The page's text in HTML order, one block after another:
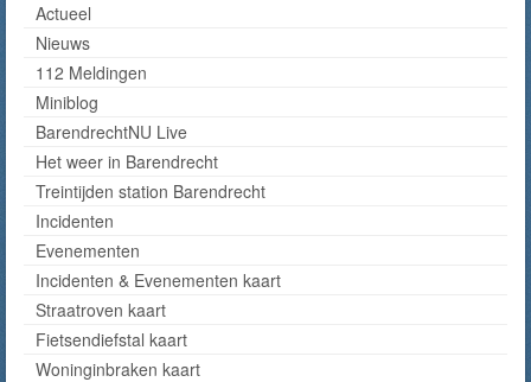
Actueel
Nieuws
112 Meldingen
Miniblog
BarendrechtNU Live
Het weer in Barendrecht
Treintijden station Barendrecht
Incidenten
Evenementen
Incidenten & Evenementen kaart
Straatroven kaart
Fietsendiefstal kaart
Woninginbraken kaart